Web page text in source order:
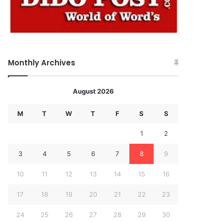
Monthly Archives
August 2026
M T W T F S S
1 2
3 4 5 6 7 8 9
10 11 12 13 14 15 16
17 18 19 20 21 22 23
24 25 26 27 28 29 30